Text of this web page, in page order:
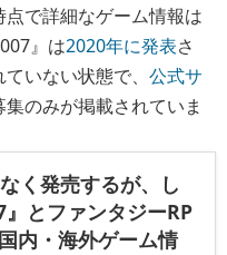
で詳細なゲーム情報は
』は2020年に発表さ
いない状態で、 公式サ
のみが掲載されていま
く発売するが、し
とファンタジーRP
内・海外ゲーム情